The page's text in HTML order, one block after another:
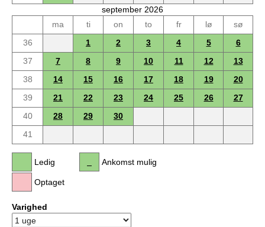
september 2026
ma
ti on to fr lø
sø
36
1 2 3 4 5
6
37
7 8 9 10 11 12
13
38
14 15 16 17 18 19
20
39
21 22 23 24 25 26
27
40
28 29
30
41
Ledig
Optaget
Ankomst mulig
Varighed